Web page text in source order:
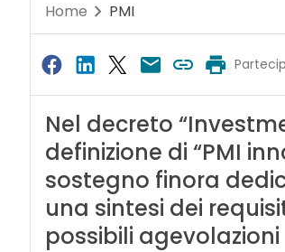
Home PMI
Nel decreto
definizione di “PMI
sostegno finora
una sintesi dei
possibili agevolazioni